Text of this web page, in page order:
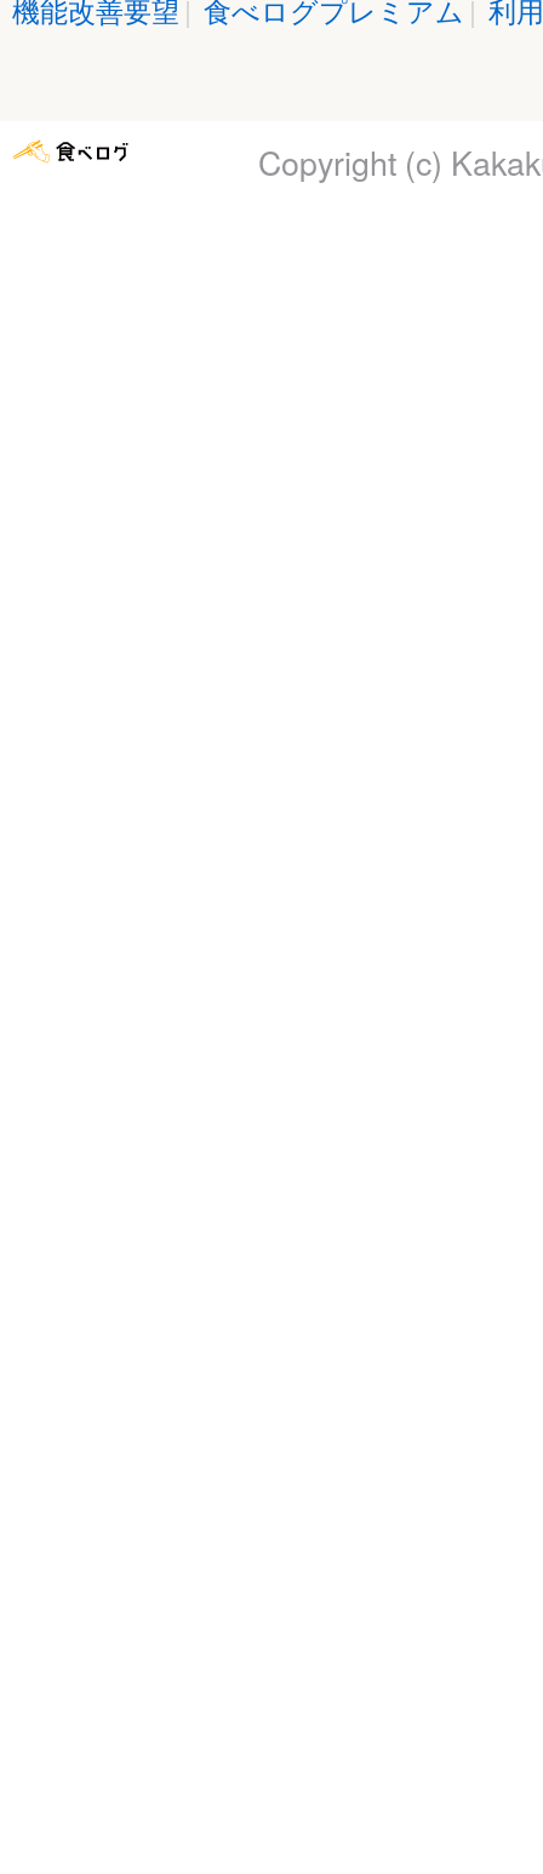
機能改善要望 | 食べログプレミアム | 利
Copyright (c)